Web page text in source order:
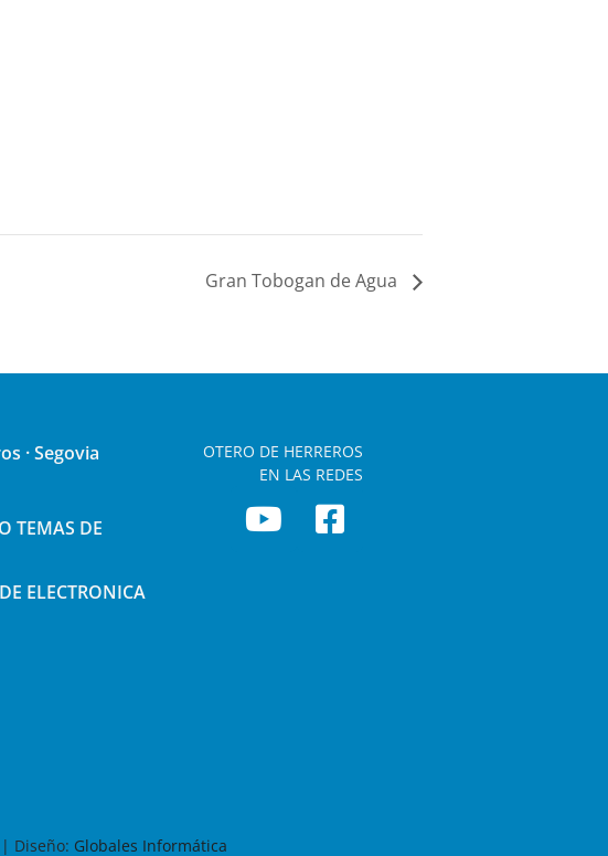
Gran Tobogan de Agua
· Segovia
TEMAS DE
ELECTRONICA
OTERO DE HERREROS
EN LAS REDES
| Diseño: Globales Informática